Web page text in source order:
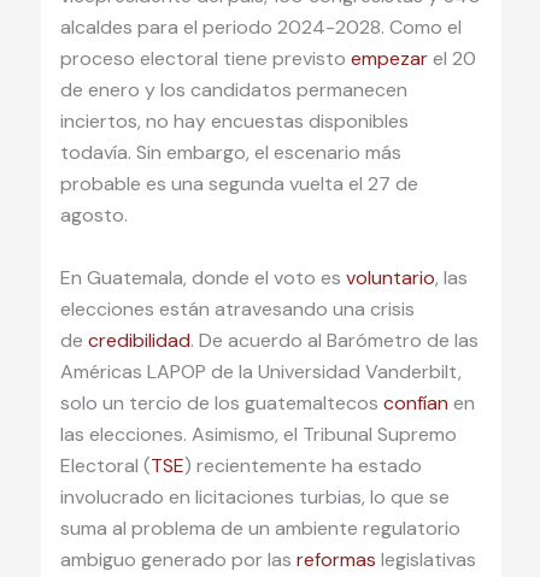
alcaldes para el periodo 2024-2028. Como el
proceso electoral tiene previsto empezarel 20
de enero y los candidatos permanecen
inciertos, no hay encuestas disponibles
todavía. Sin embargo, el escenario más
probable es una segunda vuelta el 27 de
agosto.
En Guatemala, donde el voto es voluntario, las
elecciones están atravesando una crisis
de credibilidad. De acuerdo al Barómetro de las
Américas LAPOP de la Universidad Vanderbilt,
solo un tercio de los guatemaltecos confían en
las elecciones. Asimismo, el Tribunal Supremo
Electoral (TSE) recientemente ha estado
involucrado en licitaciones turbias, lo que se
suma al problema de un ambiente regulatorio
ambiguo generado por las reformas legislativas